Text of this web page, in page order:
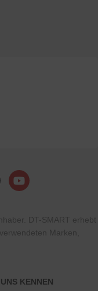
DT-SMART erhebt
Marken,
KENNEN